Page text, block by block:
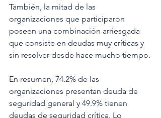
También, la mitad de las
organizaciones que participaron
poseen una combinación arriesgada
que consiste en deudas muy críticas y
sin resolver desde hace mucho tiempo.
En resumen, 74.2% de las
organizaciones presentan deuda de
seguridad general y 49.9% tienen
deudas de seguridad crítica. Lo